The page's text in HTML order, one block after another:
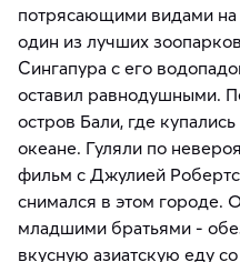
потрясающими видами на
один из лучших
Сингапура с его
оставил равнодушными.
остров Бали, где
океане. Гуляли по
фильм с Джулией
снимался в этом городе.
младшими братьями -
вкусную азиатскую еду